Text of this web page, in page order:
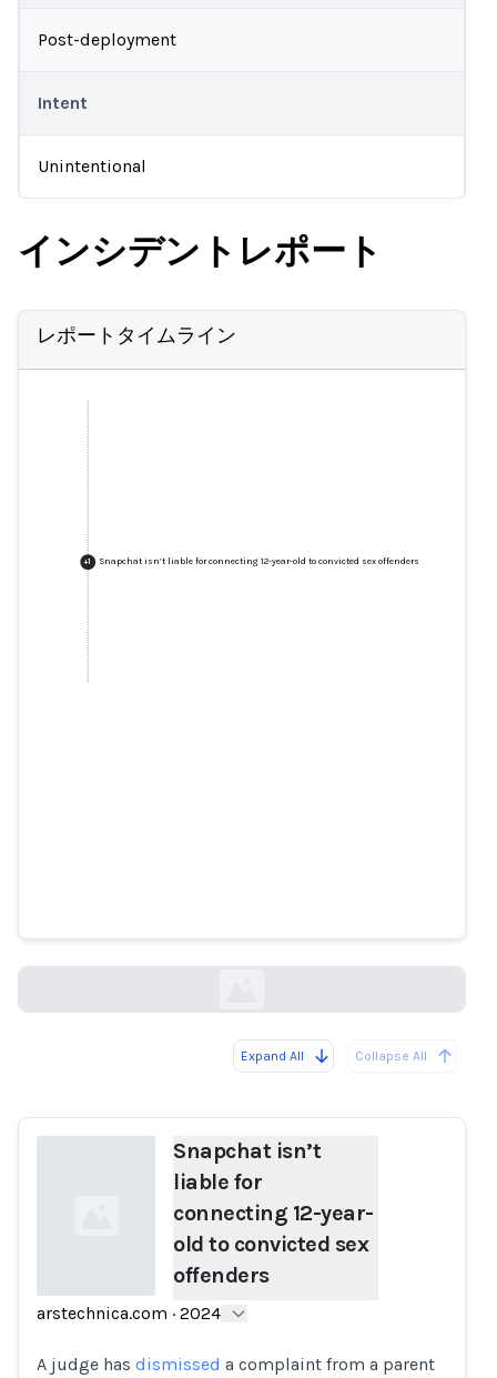
Post-deployment
Intent
Unintentional
インシデントレポート
レポートタイムライン
+1 Snapchat isn’t liable for connecting 12-year-old to convicted sex offenders
Expand All Collapse All
Snapchat isn’t
liable for
connecting 12-year-
old to convicted sex
offenders
arstechnica.com · 2024
A judge has dismissed a complaint from a parent